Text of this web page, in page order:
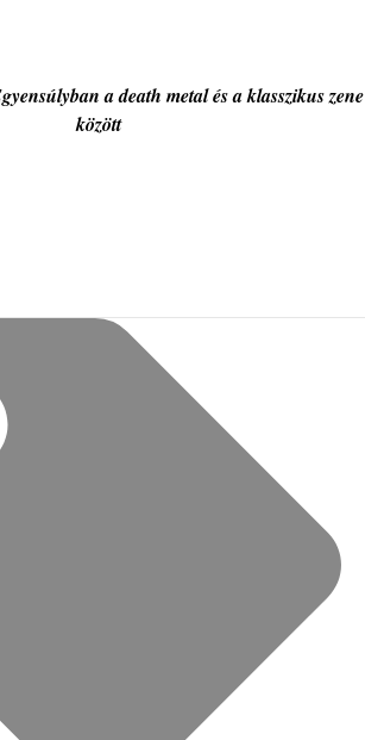
a death metal és a klasszikus zene
között